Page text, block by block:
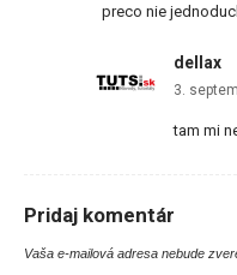
preco nie
dellax
3.
tam mi
Pridaj komentár
Vaša e-mailová adresa nebude